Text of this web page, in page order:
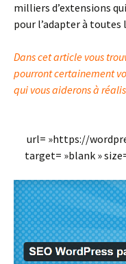
milliers d’extensions
pour l’adapter à toutes
Dans cet article vous
pourront certainement
qui vous aiderons à
url= »https://
target= »blank »